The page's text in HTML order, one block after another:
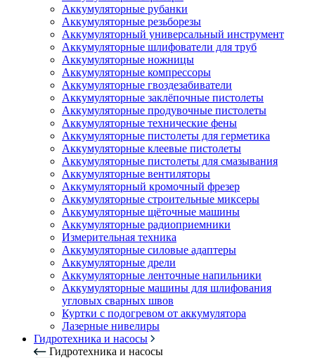
Аккумуляторные рубанки
Аккумуляторные резьборезы
Аккумуляторный универсальный инструмент
Аккумуляторные шлифователи для труб
Аккумуляторные ножницы
Аккумуляторные компрессоры
Аккумуляторные гвоздезабиватели
Аккумуляторные заклёпочные пистолеты
Аккумуляторные продувочные пистолеты
Аккумуляторные технические фены
Аккумуляторные пистолеты для герметика
Аккумуляторные клеевые пистолеты
Аккумуляторные пистолеты для смазывания
Аккумуляторные вентиляторы
Аккумуляторный кромочный фрезер
Аккумуляторные строительные миксеры
Аккумуляторные щёточные машины
Аккумуляторные радиоприемники
Измерительная техника
Аккумуляторные силовые адаптеры
Аккумуляторные дрели
Аккумуляторные ленточные напильники
Аккумуляторные машины для шлифования
угловых сварных швов
Куртки с подогревом от аккумулятора
Лазерные нивелиры
Гидротехника и насосы
Гидротехника и насосы